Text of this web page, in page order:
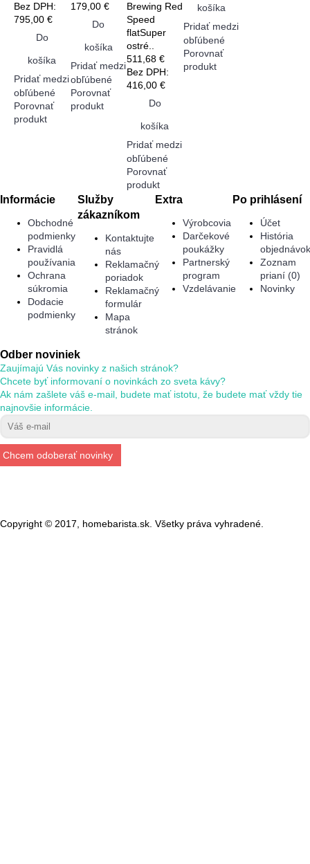
Bez DPH:
795,00 €
Do
košíka
Pridať medzi
obľúbené
Porovnať
produkt
179,00 €
Do
košíka
Pridať medzi
obľúbené
Porovnať
produkt
Brewing Red
Speed
flatSuper
ostré..
511,68 €
Bez DPH:
416,00 €
Do
košíka
Pridať medzi
obľúbené
Porovnať
produkt
košíka
Pridať medzi
obľúbené
Porovnať
produkt
Informácie
Obchodné
podmienky
Pravidlá
používania
Ochrana
súkromia
Dodacie
podmienky
Služby
zákazníkom
Kontaktujte
nás
Reklamačný
poriadok
Reklamačný
formulár
Mapa
stránok
Extra
Výrobcovia
Darčekové
poukážky
Partnerský
program
Vzdelávanie
Po prihlásení
Účet
História
objednávok
Zoznam
prianí (0)
Novinky
Odber noviniek
Zaujímajú Vás novinky z našich stránok?
Chcete byť informovaní o novinkách zo sveta kávy?
Ak nám zašlete váš e-mail, budete mať istotu, že budete mať vždy tie
najnovšie informácie.
Chcem odoberať novinky
Copyright © 2017, homebarista.sk. Všetky práva vyhradené.